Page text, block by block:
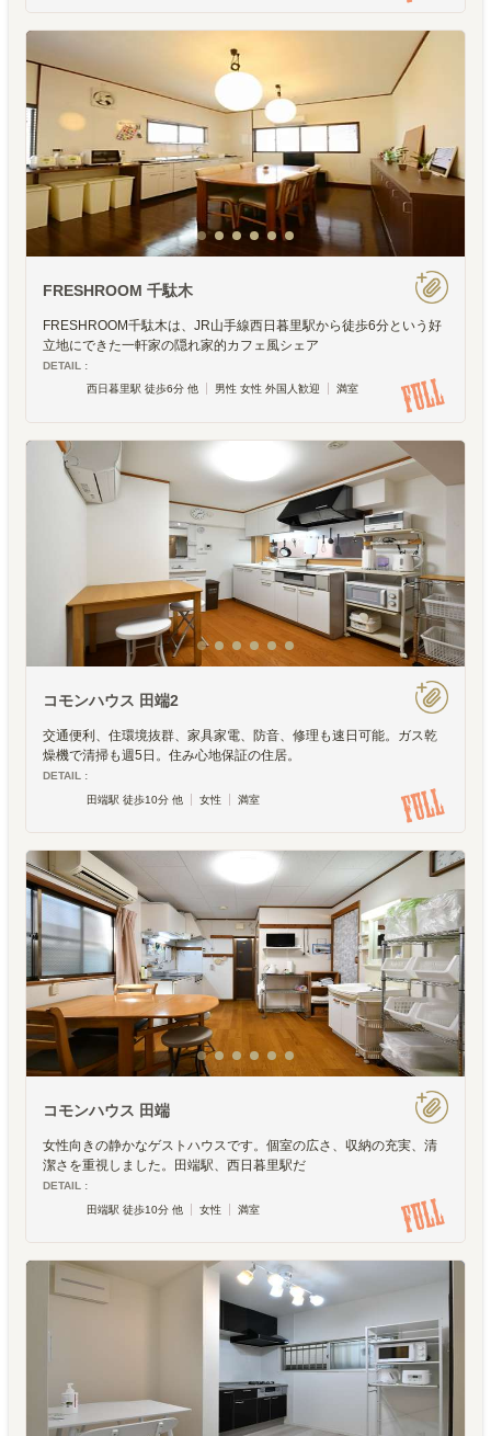
FRESHROOM 千駄木
FRESHROOM千駄木は、JR山手線西日暮里駅から徒歩6分という好
立地にできた一軒家の隠れ家的カフェ風シェア
DETAIL :
西日暮里駅 徒歩6分 他
男性 女性 外国人歓迎 満室
コモンハウス 田端2
交通便利、住環境抜群、家具家電、防音、修理も速日可能。ガス乾
燥機で清掃も週5日。住み心地保証の住居。
DETAIL :
田端駅 徒歩10分 他
女性 満室
コモンハウス 田端
女性向きの静かなゲストハウスです。個室の広さ、収納の充実、清
潔さを重視しました。田端駅、西日暮里駅だ
DETAIL :
田端駅 徒歩10分 他
女性 満室